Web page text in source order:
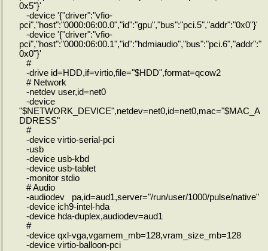
0x5"}'
-device '{"driver":"vfio-
pci","host":"0000:06:00.0","id":"gpu","bus":"pci.5","addr":"0x0"}'
-device '{"driver":"vfio-
pci","host":"0000:06:00.1","id":"hdmiaudio","bus":"pci.6","addr":"
0x0"}'
#
-drive id=HDD,if=virtio,file="$HDD",format=qcow2
# Network
-netdev user,id=net0
-device
"$NETWORK_DEVICE",netdev=net0,id=net0,mac="$MAC_A
DDRESS"
#
-device virtio-serial-pci
-usb
-device usb-kbd
-device usb-tablet
-monitor stdio
# Audio
-audiodev pa,id=aud1,server="/run/user/1000/pulse/native"
-device ich9-intel-hda
-device hda-duplex,audiodev=aud1
#
-device qxl-vga,vgamem_mb=128,vram_size_mb=128
-device virtio-balloon-pci